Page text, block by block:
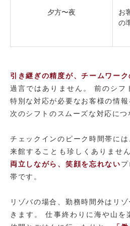
夕方〜夜
お
の
引き継ぎの精度が、チームワー
過言ではありません。 前のシフ
特別な対応が必要なお客様の情報
次のシフトのスムーズな対応につ
チェックインのピーク時間帯に
来館することも珍しくありませ
両立しながら、笑顔を忘れない
帯です。
リゾバの場合、勤務時間外はリ
きます。 仕事終わりに海や山を